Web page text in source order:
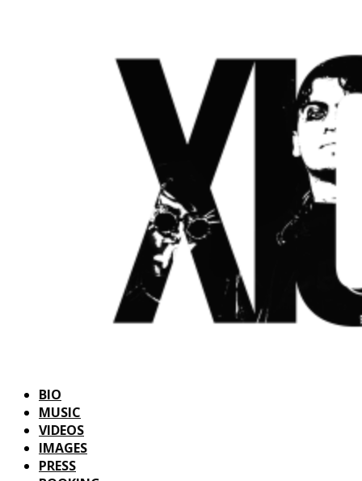
BIO
MUSIC
VIDEOS
IMAGES
PRESS